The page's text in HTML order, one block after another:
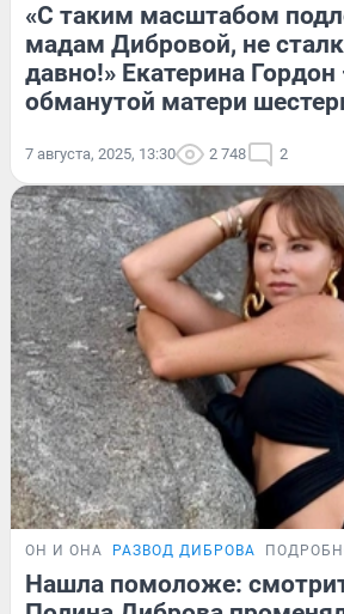
«С таким масштабом
мадам Дибровой, не
давно!» Екатерина
обманутой матери
7 августа, 2025, 13:30 2 748 2
ОН И ОНА РАЗВОД ДИБРОВА
Нашла помоложе: